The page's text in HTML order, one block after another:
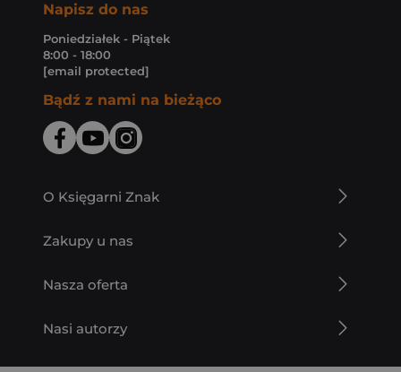
Napisz do nas
Poniedziałek - Piątek
8:00 - 18:00
[email protected]
Bądź z nami na bieżąco
O Księgarni Znak
Zakupy u nas
Nasza oferta
Nasi autorzy